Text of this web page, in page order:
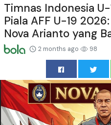
Timnas Indonesia
Piala AFF U-19
Nova Arianto yang
2 months ago 98